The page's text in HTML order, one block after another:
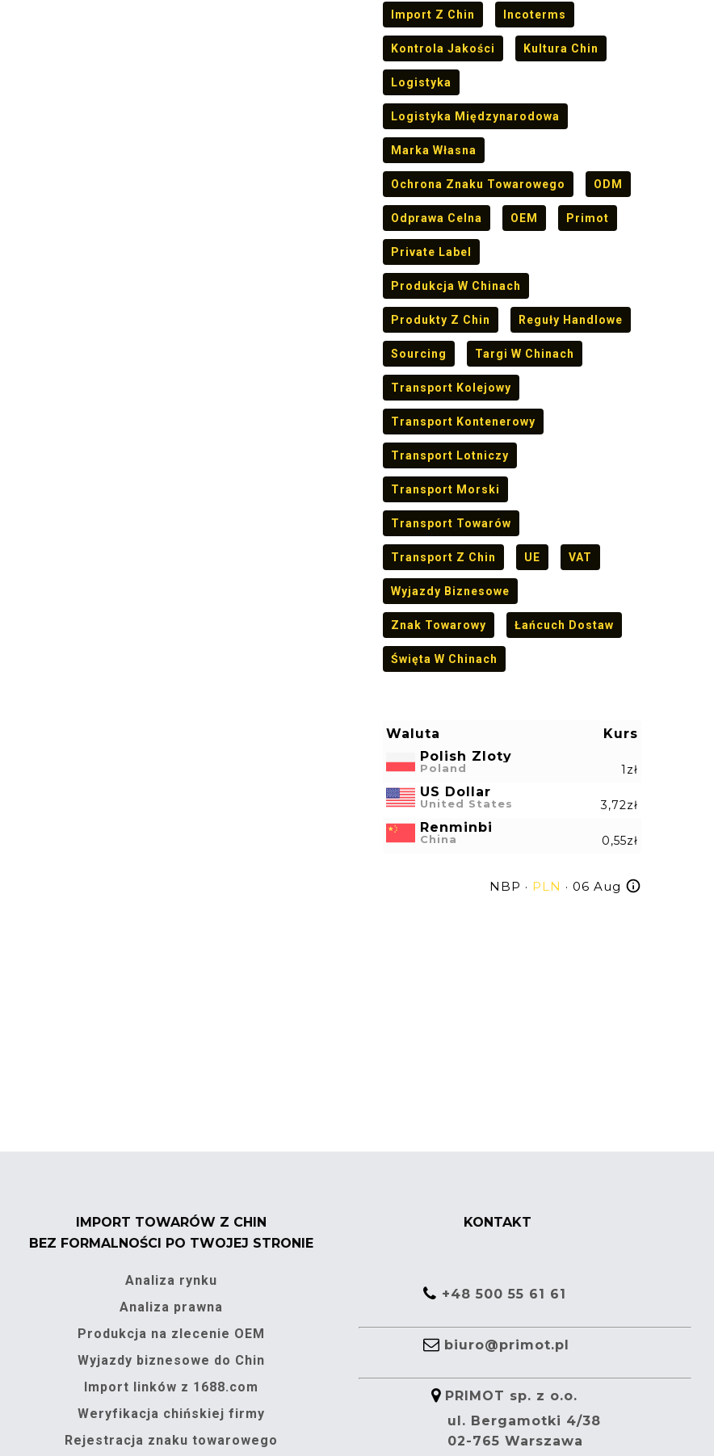
Import Z Chin Incoterms
Kontrola Jakości Kultura Chin
Logistyka
Logistyka Międzynarodowa
Marka Własna
Ochrona Znaku Towarowego ODM
Odprawa Celna OEM Primot
Private Label
Produkcja W Chinach
Produkty Z Chin Reguły Handlowe
Sourcing Targi W Chinach
Transport Kolejowy
Transport Kontenerowy
Transport Lotniczy
Transport Morski
Transport Towarów
Transport Z Chin UE VAT
Wyjazdy Biznesowe
Znak Towarowy Łańcuch Dostaw
Święta W Chinach
Waluta
Kurs
Polish Zloty
Poland 1zł
US Dollar
United States 3,72zł
Renminbi
China 0,55zł
NBP · PLN · 06 Aug
IMPORT TOWARÓW Z CHIN
BEZ FORMALNOŚCI PO TWOJEJ STRONIE
Analiza rynku
Analiza prawna
Produkcja na zlecenie OEM
Wyjazdy biznesowe do Chin
Import linków z 1688.com
Weryfikacja chińskiej firmy
Rejestracja znaku towarowego
KONTAKT
+48 500 55 61 61
biuro@primot.pl
PRIMOT sp. z o.o.
ul. Bergamotki 4/38
02-765 Warszawa